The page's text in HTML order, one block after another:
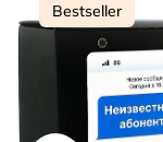
Bestseller